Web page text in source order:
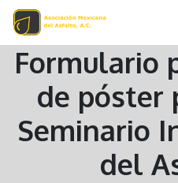
Ir al contenido
Formulario
de póster
Seminario
del